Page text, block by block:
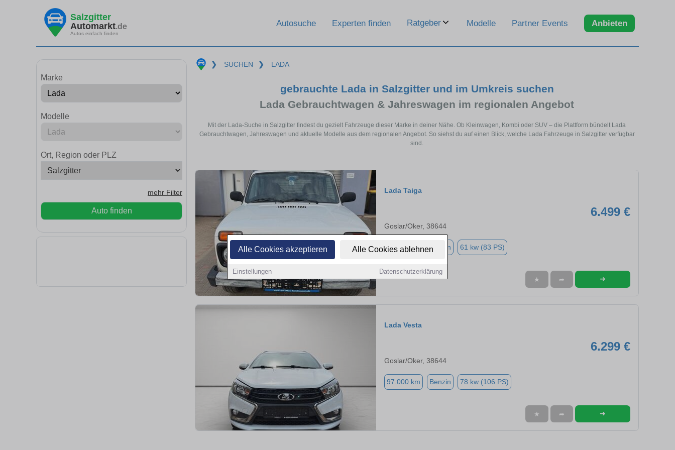
Alle Cookies akzeptieren Alle Cookies ablehnen
Einstellungen Datenschutzerklärung
Salzgitter
Automarkt.de
Autos einfach finden
Autosuche Experten finden Ratgeber Modelle Partner Events Anbieten
Marke
Modelle
Ort, Region oder PLZ
mehr Filter
Auto finden
❯ SUCHEN ❯ LADA
gebrauchte Lada in Salzgitter und im Umkreis suchen
Lada Gebrauchtwagen & Jahreswagen im regionalen Angebot
Mit der Lada-Suche in Salzgitter findest du gezielt Fahrzeuge dieser Marke in deiner Nähe. Ob Kleinwagen, Kombi oder SUV – die Plattform bündelt Lada
Gebrauchtwagen, Jahreswagen und aktuelle Modelle aus dem regionalen Angebot. So siehst du auf einen Blick, welche Lada Fahrzeuge in Salzgitter verfügbar
sind.
Lada Taiga
6.499 €
Goslar/Oker, 38644
28.000 km Benzin 61 kw (83 PS)
★ ➦ ➜
Lada Vesta
6.299 €
Goslar/Oker, 38644
97.000 km Benzin 78 kw (106 PS)
★ ➦ ➜